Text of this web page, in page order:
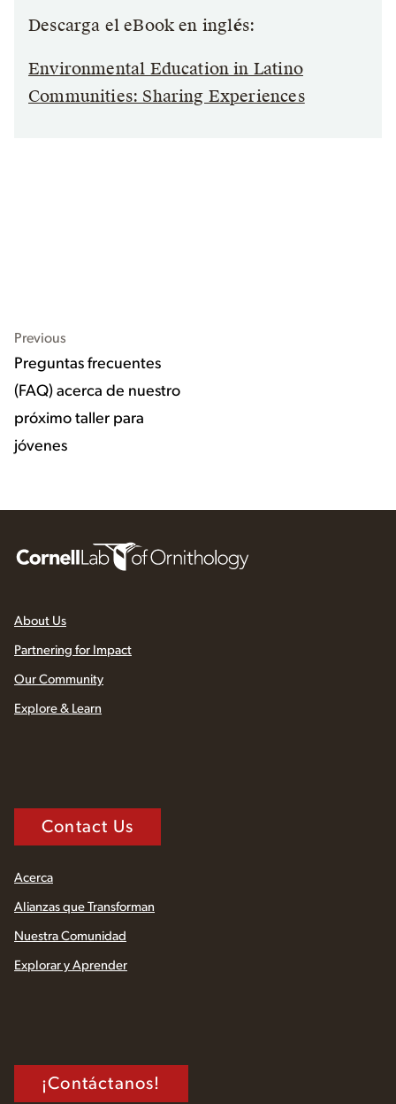
Descarga el eBook en inglés:
Environmental Education in Latino
Communities: Sharing Experiences
Previous
Preguntas frecuentes
(FAQ) acerca de nuestro
próximo taller para
jóvenes
About Us
Partnering for Impact
Our Community
Explore & Learn
Contact Us
Acerca
Alianzas que Transforman
Nuestra Comunidad
Explorar y Aprender
¡Contáctanos!